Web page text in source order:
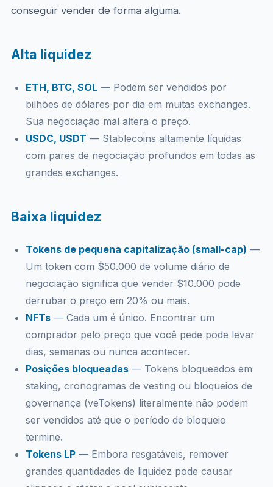
conseguir vender de forma alguma.
Alta liquidez
ETH, BTC, SOL— Podem ser vendidos por
bilhões de dólares por dia em muitas exchanges.
Sua negociação mal altera o preço.
USDC, USDT — Stablecoins altamente líquidas
com pares de negociação profundos em todas as
grandes exchanges.
Baixa liquidez
Tokens de pequena capitalização (small-cap) —
Um token com $50.000 de volume diário de
negociação significa que vender $10.000 pode
derrubar o preço em 20% ou mais.
NFTs— Cada um é único. Encontrar um
comprador pelo preço que você pede pode levar
dias, semanas ou nunca acontecer.
Posições bloqueadas— Tokens bloqueados em
staking, cronogramas de vesting ou bloqueios de
governança (veTokens) literalmente não podem
ser vendidos até que o período de bloqueio
termine.
Tokens LP— Embora resgatáveis, remover
grandes quantidades de liquidez pode causar